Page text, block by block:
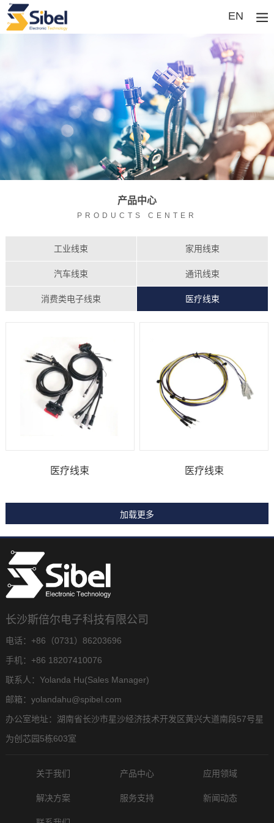
EN
产品中心
PRODUCTS CENTER
工业线束 家用线束
汽车线束 通讯线束
消费类电子线束 医疗线束
医疗线束 医疗线束
长沙斯倍尔电子科技有限公司
电话：+86（0731）86203696
手机：+86 18207410076
联系人：Yolanda Hu(Sales Manager)
邮箱：yolandahu@spibel.com
办公室地址：湖南省长沙市星沙经济技术开发区黄兴大道南段57号星
为创芯园5栋603室
关于我们 产品中心 应用领域
解决方案 服务支持 新闻动态